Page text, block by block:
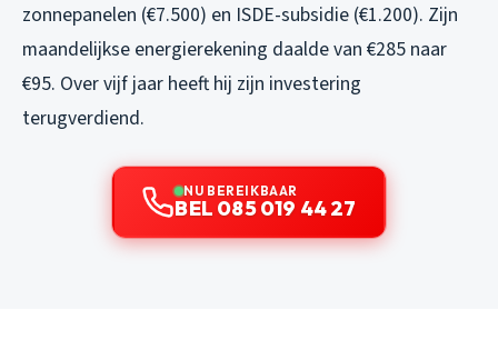
zonnepanelen (€7.500) en ISDE-subsidie (€1.200). Zijn
maandelijkse energierekening daalde van €285 naar
€95. Over vijf jaar heeft hij zijn investering
terugverdiend.
NU BEREIKBAAR
BEL 085 019 44 27